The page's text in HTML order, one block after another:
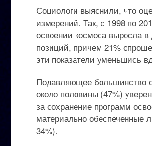
Социологи выяснили, что
измерений. Так, с 1998 по
освоении космоса выросла
позиций, причем 21%
эти показатели уменьшись
Подавляющее большинство
около половины (47%)
за сохранение программ
материально
34%).